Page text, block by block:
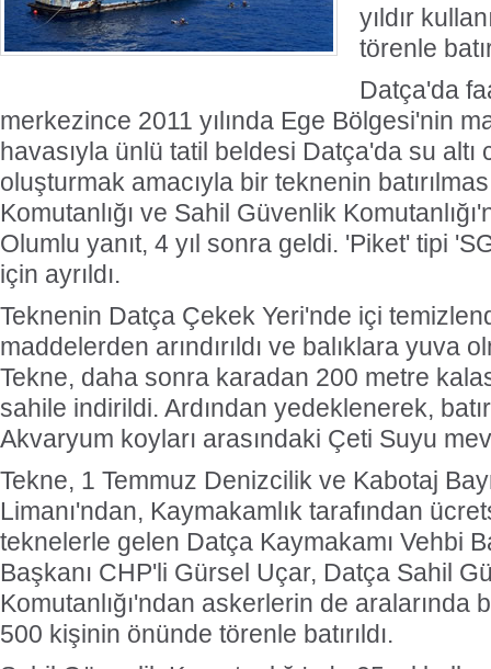
yıldır
törenle
Datça'da
merkezince 2011 yılında Ege Bölgesi'nin
havasıyla ünlü tatil beldesi Datça'da su altı
oluşturmak amacıyla bir teknenin
Komutanlığı ve Sahil Güvenlik
Olumlu yanıt, 4 yıl sonra geldi. 'Piket' tipi
için ayrıldı.
Teknenin Datça Çekek Yeri'nde içi
maddelerden arındırıldı ve balıklara yuva
Tekne, daha sonra karadan 200 metre
sahile indirildi. Ardından yedeklenerek,
Akvaryum koyları arasındaki Çeti Suyu
Tekne, 1 Temmuz Denizcilik ve Kabotaj
Limanı'ndan, Kaymakamlık tarafından
teknelerle gelen Datça Kaymakamı Vehbi
Başkanı CHP'li Gürsel Uçar, Datça Sahil
Komutanlığı'ndan askerlerin de aralarında
500 kişinin önünde törenle batırıldı.